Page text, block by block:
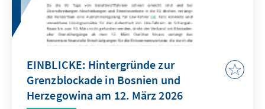
EINBLICKE: Hintergründe zur
Grenzblockade in Bosnien und
Herzegowina am 12. März 2026